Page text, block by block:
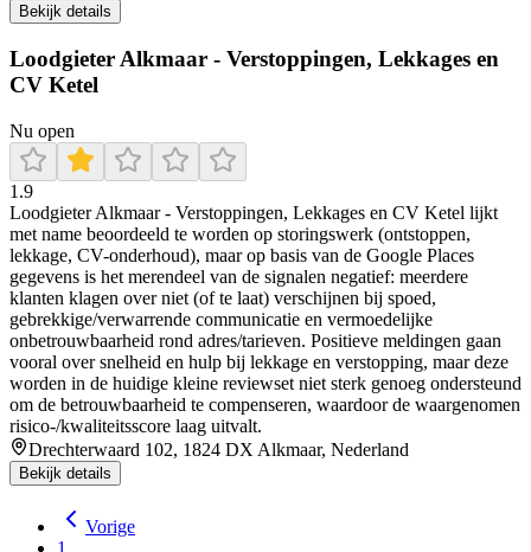
Bekijk details
Loodgieter Alkmaar - Verstoppingen, Lekkages en
CV Ketel
Nu open
1.9
Loodgieter Alkmaar - Verstoppingen, Lekkages en CV Ketel lijkt
met name beoordeeld te worden op storingswerk (ontstoppen,
lekkage, CV-onderhoud), maar op basis van de Google Places
gegevens is het merendeel van de signalen negatief: meerdere
klanten klagen over niet (of te laat) verschijnen bij spoed,
gebrekkige/verwarrende communicatie en vermoedelijke
onbetrouwbaarheid rond adres/tarieven. Positieve meldingen gaan
vooral over snelheid en hulp bij lekkage en verstopping, maar deze
worden in de huidige kleine reviewset niet sterk genoeg ondersteund
om de betrouwbaarheid te compenseren, waardoor de waargenomen
risico-/kwaliteitsscore laag uitvalt.
Drechterwaard 102, 1824 DX Alkmaar, Nederland
Bekijk details
Vorige
1